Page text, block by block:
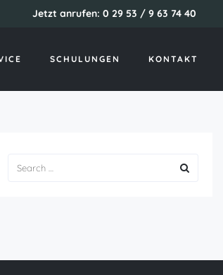
Jetzt anrufen: 0 29 53 / 9 63 74 40
SCHULUNGEN KONTAKT